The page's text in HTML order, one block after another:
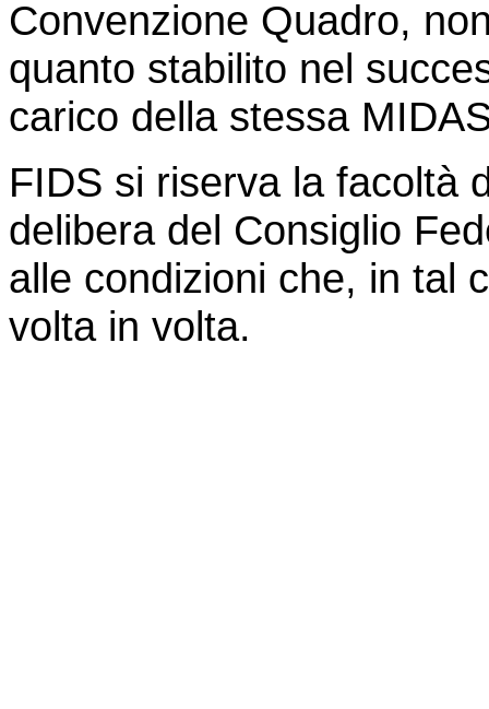
Convenzione Quadro,
quanto stabilito nel
carico della stessa
FIDS si riserva la facoltà
delibera del Consiglio
alle condizioni che, in tal
volta in volta.